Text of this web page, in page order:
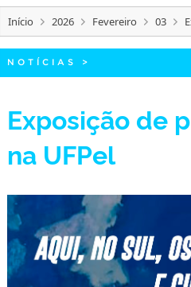
Início 2026 Fevereiro 03
NOTÍCIAS >
Exposição de
na UFPel